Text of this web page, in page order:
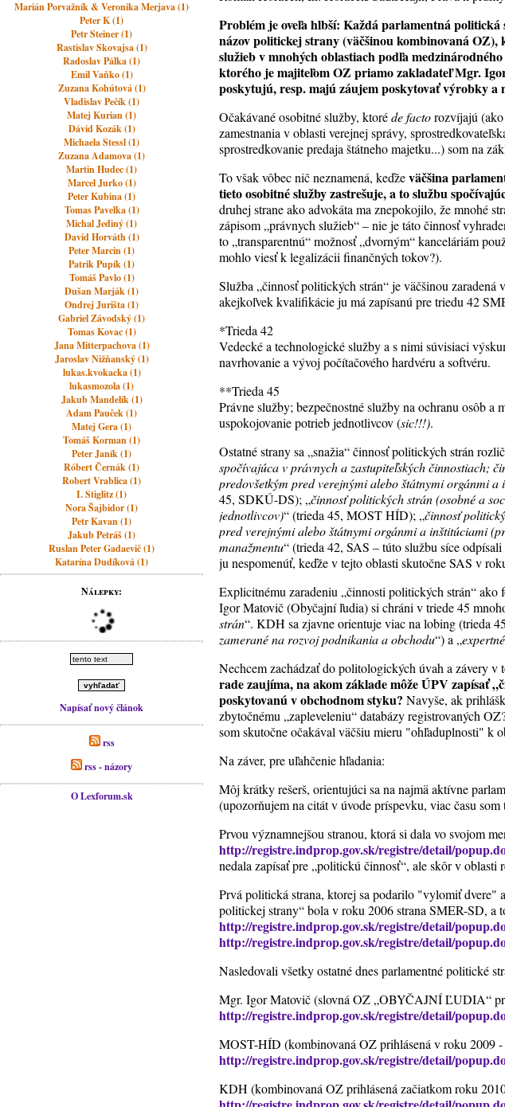
Marián Porvažník & Veronika Merjava (1)
Peter K (1)
Petr Steiner (1)
Rastislav Skovajsa (1)
Radoslav Pálka (1)
Emil Vaňko (1)
Zuzana Kohútová (1)
Vladislav Pečík (1)
Matej Kurian (1)
Dávid Kozák (1)
Michaela Stessl (1)
Zuzana Adamova (1)
Martin Hudec (1)
Marcel Jurko (1)
Peter Kubina (1)
Tomas Pavelka (1)
Michal Jediný (1)
David Horváth (1)
Peter Marcin (1)
Patrik Pupík (1)
Tomáš Pavlo (1)
Dušan Marják (1)
Ondrej Jurišta (1)
Gabriel Závodský (1)
Tomas Kovac (1)
Jana Mitterpachova (1)
Jaroslav Nižňanský (1)
lukas.kvokacka (1)
lukasmozola (1)
Jakub Mandelík (1)
Adam Pauček (1)
Matej Gera (1)
Tomáš Korman (1)
Peter Janík (1)
Róbert Černák (1)
Robert Vrablica (1)
I. Stiglitz (1)
Nora Šajbidor (1)
Petr Kavan (1)
Jakub Petráš (1)
Ruslan Peter Gadaevič (1)
Katarína Dudíková (1)
Nálepky:
Napísať nový článok
rss
rss - názory
O Lexforum.sk
Problém je oveľa hlbší: Každá parlamentná
názov politickej strany (väčšinou kombinovaná
služieb v mnohých oblastiach podľa
ktorého je majiteľom OZ priamo zakladateľ Mgr.
poskytujú, resp. majú záujem poskytovať výrobky a
Očakávané osobitné služby, ktoréde factorozvíjajú (ako
zamestnania v oblasti verejnej správy,
sprostredkovanie predaja štátneho majetku...) som na
To však vôbec nič neznamená, keďževäčšina
tieto osobitné služby zastrešuje, a to službu
druhej strane ako advokáta ma znepokojilo, že mnohé
zápisom „právnych služieb“ – nie je táto činnosť
to „transparentnú“ možnosť „dvorným“ kanceláriám
mohlo viesť k legalizácii finančných tokov?).
Služba „činnosť politických strán“ je väčšinou
akejkoľvek kvalifikácie ju má zapísanú pre triedu 42
*Trieda 42
Vedecké a technologické služby a s nimi súvisiaci
navrhovanie a vývoj počítačového hardvéru a softvéru.
**Trieda 45
Právne služby; bezpečnostné služby na ochranu osôb
uspokojovanie potrieb jednotlivcov (sic!!!).
Ostatné strany sa „snažia“ činnosť politických strán
spočívajúca v právnych a zastupiteľských činnostiach;
predovšetkým pred verejnými alebo štátnymi orgánmi
45, SDKÚ-DS); „činnosť politických strán (osobné a
jednotlivcov)“ (trieda 45, MOST HÍD); „činnosť
pred verejnými alebo štátnymi orgánmi a inštitúciami
manažmentu“ (trieda 42, SAS – túto službu síce
ju nespomenúť, keďže v tejto oblasti skutočne SAS v
Explicitnému zaradeniu „činnosti politických strán“
Igor Matovič (Obyčajní ľudia) si chráni v triede 45
strán“. KDH sa zjavne orientuje viac na lobing (trieda
zamerané na rozvoj podnikania a obchodu“) a „
Nechcem zachádzať do politologických úvah a závery v
rade zaujíma, na akom základe môže ÚPV zapísať
poskytovanú v obchodnom styku? Navyše, ak
zbytočnému „zapleveleniu“ databázy registrovaných
som skutočne očakával väčšiu mieru "ohľaduplnosti" k
Na záver, pre uľahčenie hľadania:
Môj krátky rešerš, orientujúci sa na najmä aktívne
(upozorňujem na citát v úvode príspevku, viac času
Prvou významnejšou stranou, ktorá si dala vo svojom
http://registre.indprop.gov.sk/registre/detail/
nedala zapísať pre „politickú činnosť“, ale skôr v
Prvá politická strana, ktorej sa podarilo "vylomiť dvere"
politickej strany“ bola v roku 2006 strana SMER-SD, a
http://registre.indprop.gov.sk/registre/detail/
http://registre.indprop.gov.sk/registre/detail/
Nasledovali všetky ostatné dnes parlamentné politické
Mgr. Igor Matovič (slovná OZ „OBYČAJNÍ ĽUDIA“
http://registre.indprop.gov.sk/registre/detail/
MOST-HÍD (kombinovaná OZ prihlásená v roku 2009
http://registre.indprop.gov.sk/registre/detail/
KDH (kombinovaná OZ prihlásená začiatkom roku